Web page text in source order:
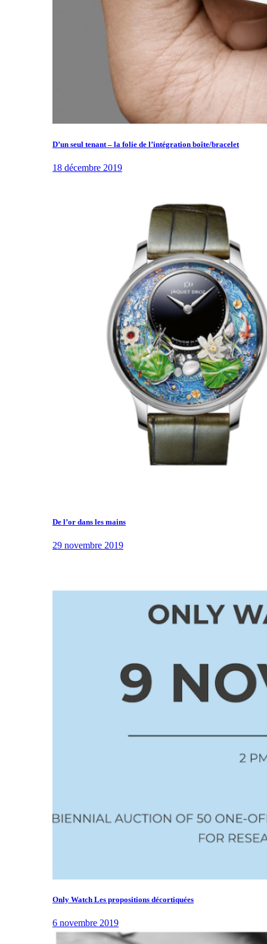
D’un seul tenant – la folie de l’intégration boîte/bracelet
18 décembre 2019
De l’or dans les mains
29 novembre 2019
Only Watch Les propositions décortiquées
6 novembre 2019